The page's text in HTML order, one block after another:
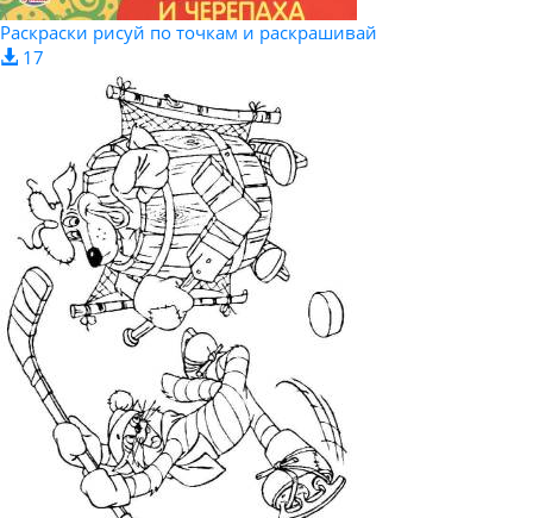
Раскраски рисуй по точкам и раскрашивай
17